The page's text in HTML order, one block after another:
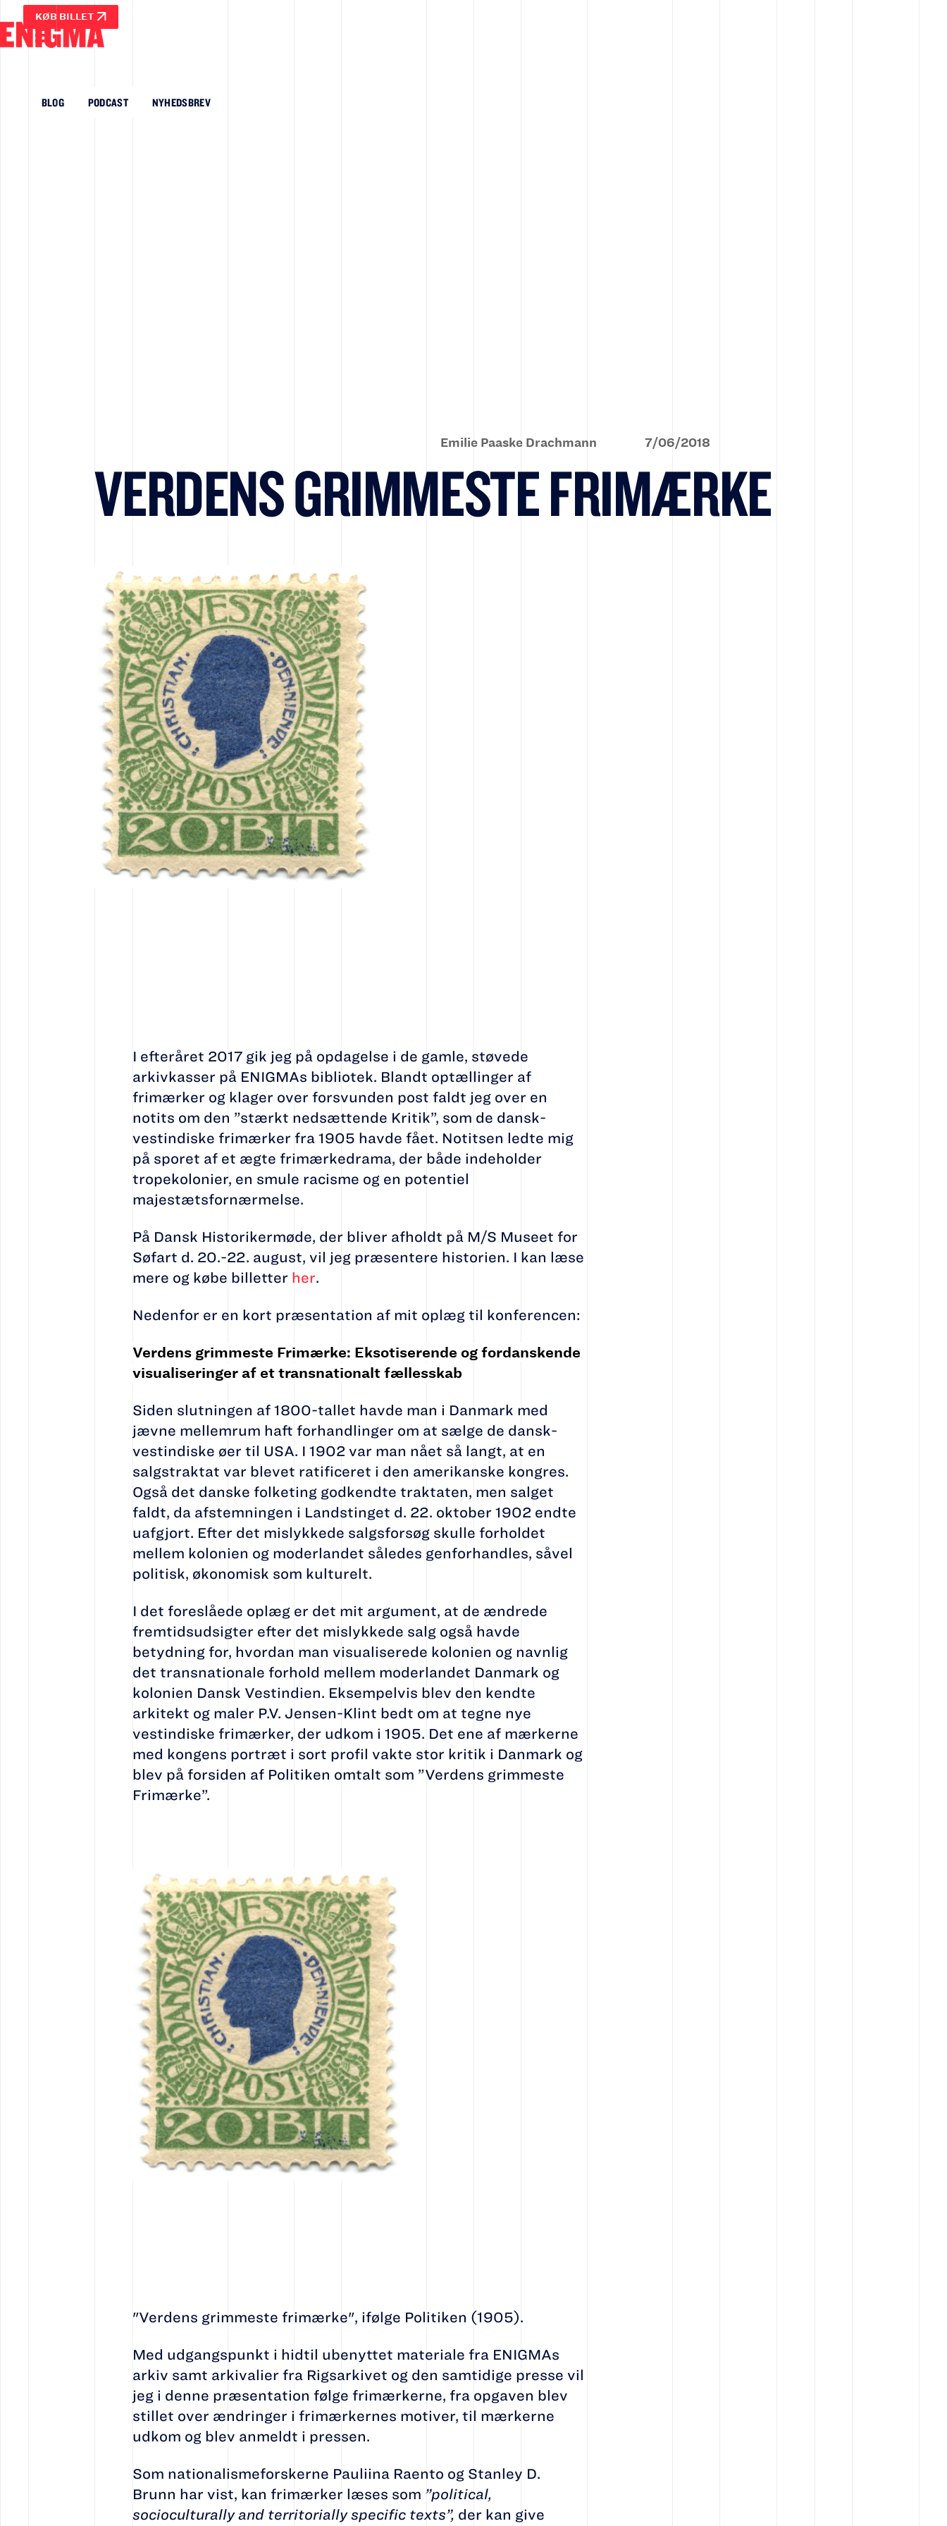
KØB BILLET
BLOG PODCAST NYHEDSBREV
Emilie Paaske Drachmann 7/06/2018
VERDENS GRIMMESTE FRIMÆRKE
I efteråret 2017 gik jeg på opdagelse i de gamle, støvede
arkivkasser på ENIGMAs bibliotek. Blandt optællinger af
frimærker og klager over forsvunden post faldt jeg over en
notits om den ”stærkt nedsættende Kritik”, som de dansk-
vestindiske frimærker fra 1905 havde fået. Notitsen ledte mig
på sporet af et ægte frimærkedrama, der både indeholder
tropekolonier, en smule racisme og en potentiel
majestætsfornærmelse.
På Dansk Historikermøde, der bliver afholdt på M/S Museet for
Søfart d. 20.-22. august, vil jeg præsentere historien. I kan læse
mere og købe billetter her.
Nedenfor er en kort præsentation af mit oplæg til konferencen:
Verdens grimmeste Frimærke: Eksotiserende og fordanskende
visualiseringer af et transnationalt fællesskab
Siden slutningen af 1800-tallet havde man i Danmark med
jævne mellemrum haft forhandlinger om at sælge de dansk-
vestindiske øer til USA. I 1902 var man nået så langt, at en
salgstraktat var blevet ratificeret i den amerikanske kongres.
Også det danske folketing godkendte traktaten, men salget
faldt, da afstemningen i Landstinget d. 22. oktober 1902 endte
uafgjort. Efter det mislykkede salgsforsøg skulle forholdet
mellem kolonien og moderlandet således genforhandles, såvel
politisk, økonomisk som kulturelt.
I det foreslåede oplæg er det mit argument, at de ændrede
fremtidsudsigter efter det mislykkede salg også havde
betydning for, hvordan man visualiserede kolonien og navnlig
det transnationale forhold mellem moderlandet Danmark og
kolonien Dansk Vestindien. Eksempelvis blev den kendte
arkitekt og maler P.V. Jensen-Klint bedt om at tegne nye
vestindiske frimærker, der udkom i 1905. Det ene af mærkerne
med kongens portræt i sort profil vakte stor kritik i Danmark og
blev på forsiden af Politiken omtalt som ”Verdens grimmeste
Frimærke”.
"Verdens grimmeste frimærke", ifølge Politiken (1905).
Med udgangspunkt i hidtil ubenyttet materiale fra ENIGMAs
arkiv samt arkivalier fra Rigsarkivet og den samtidige presse vil
jeg i denne præsentation følge frimærkerne, fra opgaven blev
stillet over ændringer i frimærkernes motiver, til mærkerne
udkom og blev anmeldt i pressen.
Som nationalismeforskerne Pauliina Raento og Stanley D.
Brunn har vist, kan frimærker læses som ”political,
socioculturally and territorially specific texts”, der kan give